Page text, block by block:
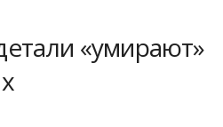
«умирают»